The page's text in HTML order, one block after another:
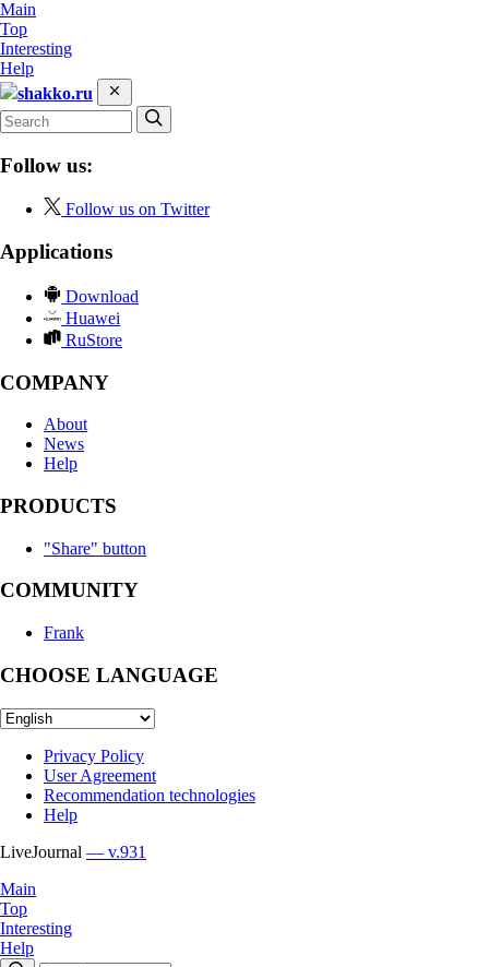
Main
Top
Interesting
Help
shakko.ru
Follow us:
Follow us on Twitter
Applications
Download
Huawei
RuStore
COMPANY
About
News
Help
PRODUCTS
"Share" button
COMMUNITY
Frank
CHOOSE LANGUAGE
Privacy Policy
User Agreement
Recommendation technologies
Help
LiveJournal — v.931
Main
Top
Interesting
Help